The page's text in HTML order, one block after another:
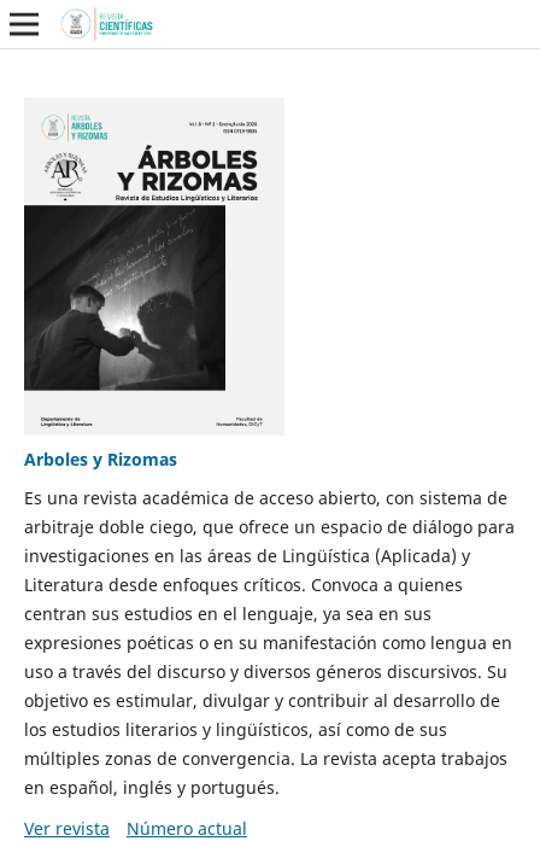
Arboles y Rizomas
Es una revista académica de acceso abierto, con sistema de
arbitraje doble ciego, que ofrece un espacio de diálogo para
investigaciones en las áreas de Lingüística (Aplicada) y
Literatura desde enfoques críticos. Convoca a quienes
centran sus estudios en el lenguaje, ya sea en sus
expresiones poéticas o en su manifestación como lengua en
uso a través del discurso y diversos géneros discursivos. Su
objetivo es estimular, divulgar y contribuir al desarrollo de
los estudios literarios y lingüísticos, así como de sus
múltiples zonas de convergencia. La revista acepta trabajos
en español, inglés y portugués.
Ver revista
Número actual